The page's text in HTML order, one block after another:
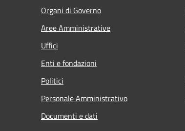
Organi di Governo
Aree Amministrative
Uffici
Enti e fondazioni
Politici
Personale Amministrativo
Documenti e dati